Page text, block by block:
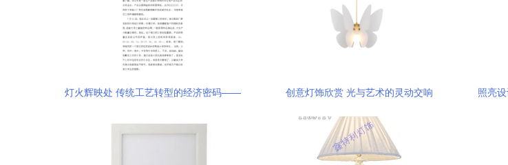
灯火辉映处 传统工艺转型的经济密码——
创意灯饰欣赏 光与艺术的灵动交响
照亮